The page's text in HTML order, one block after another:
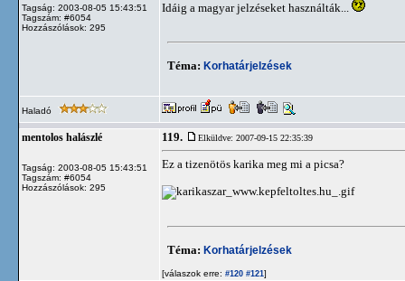
Tagság: 2003-08-05 15:43:51
Tagszám: #6054
Hozzászólások: 295
Idáig a magyar jelzéseket használták...
Téma: Korhatárjelzések
Haladó
mentolos halászlé
Tagság: 2003-08-05 15:43:51
Tagszám: #6054
Hozzászólások: 295
119. Elküldve: 2007-09-15 22:35:39
Ez a tizenötös karika meg mi a picsa?
Téma: Korhatárjelzések
[válaszok erre: #120 #121]